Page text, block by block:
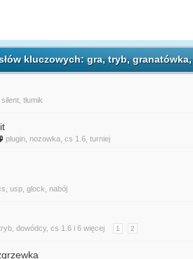
kluczowych: gra, tryb,
,silent ,tłumik
plugin nozowka ,cs 1.6 ,turniej
,usp ,glock nabój
,dowódcy,cs 1.6 i 6 więcej 1 2